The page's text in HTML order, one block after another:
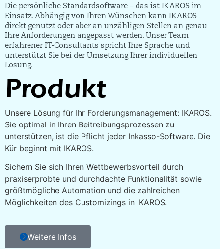
Die persönliche Standardsoftware – das ist IKAROS im
Einsatz. Abhängig von Ihren Wünschen kann IKAROS
direkt genutzt oder aber an unzähligen Stellen an genau
Ihre Anforderungen angepasst werden. Unser Team
erfahrener IT-Consultants spricht Ihre Sprache und
unterstützt Sie bei der Umsetzung Ihrer individuellen
Lösung.
Produkt
Unsere Lösung für Ihr Forderungsmanagement: IKAROS.
Sie optimal in Ihren Beitreibungsprozessen zu
unterstützen, ist die Pflicht jeder Inkasso-Software. Die
Kür beginnt mit IKAROS.
Sichern Sie sich Ihren Wettbewerbsvorteil durch
praxiserprobte und durchdachte Funktionalität sowie
größtmögliche Automation und die zahlreichen
Möglichkeiten des Customizings in IKAROS.
Weitere Infos